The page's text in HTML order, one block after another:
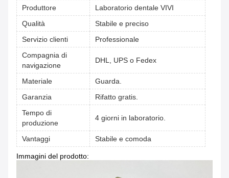
Produttore
Laboratorio dentale VIVI
Qualità
Stabile e preciso
Servizio clienti
Professionale
Compagnia di
navigazione
DHL, UPS o Fedex
Materiale
Guarda.
Garanzia
Rifatto gratis.
Tempo di
produzione
4 giorni in laboratorio.
Vantaggi Stabile e comoda
Immagini del prodotto: